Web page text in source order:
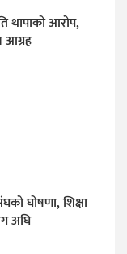
थापाको आरोप,
आग्रह
घोषणा, शिक्षा
अघि